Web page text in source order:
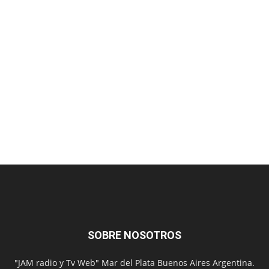
SOBRE NOSOTROS
"JAM radio y Tv Web" Mar del Plata Buenos Aires Argentina.